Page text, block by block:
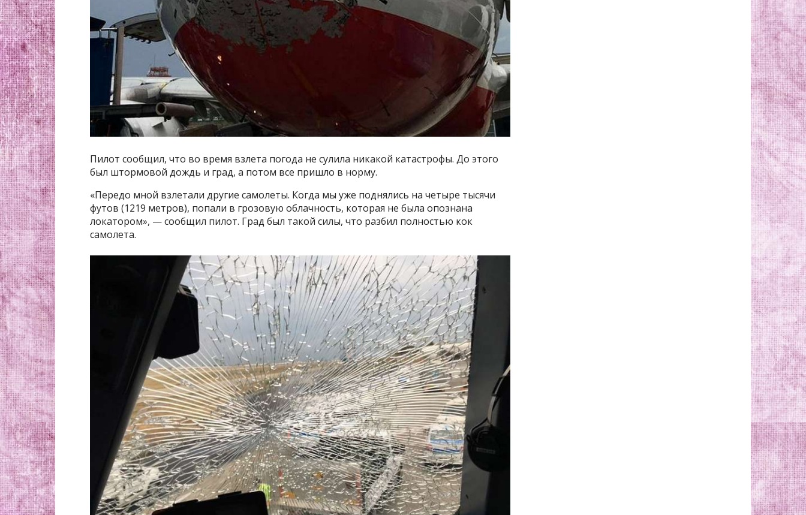
Пилот сообщил, что во время взлета погода не сулила никакой катастрофы. До этого
был штормовой дождь и град, а потом все пришло в норму.
«Передо мной взлетали другие самолеты. Когда мы уже поднялись на четыре тысячи
футов (1219 метров), попали в грозовую облачность, которая не была опознана
локатором», — сообщил пилот. Град был такой силы, что разбил полностью кок
самолета.